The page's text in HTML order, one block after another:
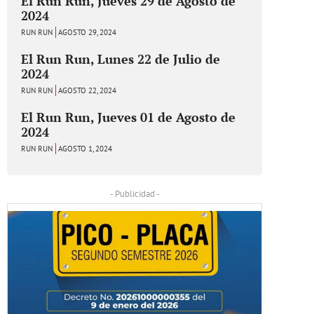
2024
RUN RUN AGOSTO 29, 2024
El Run Run, Lunes 22 de Julio de
2024
RUN RUN AGOSTO 22, 2024
El Run Run, Jueves 01 de Agosto de
2024
RUN RUN AGOSTO 1, 2024
- Publicidad -